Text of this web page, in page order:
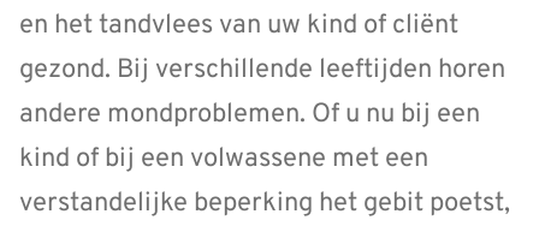
en het tandvlees van uw kind of cliënt
gezond. Bij verschillende leeftijden horen
andere mondproblemen. Of u nu bij een
kind of bij een volwassene met een
verstandelijke beperking het gebit poetst,